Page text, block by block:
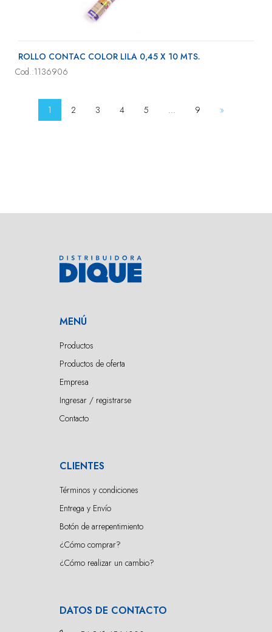
ROLLO CONTAC COLOR LILA 0,45 X 10 MTS.
Cod.:1136906
1 2 3 4 5 ... 9 »
MENÚ
Productos
Productos de oferta
Empresa
Ingresar / registrarse
Contacto
CLIENTES
Términos y condiciones
Entrega y Envío
Botón de arrepentimiento
¿Cómo comprar?
¿Cómo realizar un cambio?
DATOS DE CONTACTO